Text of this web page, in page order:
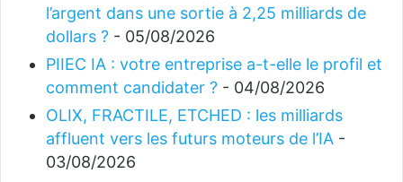
l’argent dans une sortie à 2,25 milliards de
dollars ? - 05/08/2026
PIIEC IA : votre entreprise a-t-elle le profil et
comment candidater ? - 04/08/2026
OLIX, FRACTILE, ETCHED : les milliards
affluent vers les futurs moteurs de l’IA -
03/08/2026